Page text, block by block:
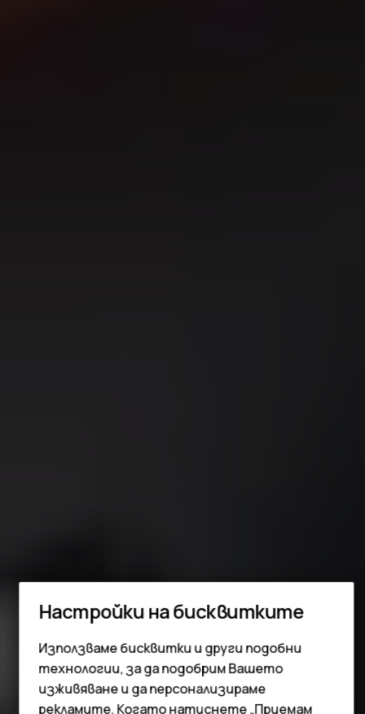
Смартфони
Мобилни телефони
Аксесоари
Настройки на бисквитките
Използваме бисквитки и други подобни
технологии, за да подобрим Вашето
изживяване и да персонализираме
рекламите. Когато натиснете „Приемам